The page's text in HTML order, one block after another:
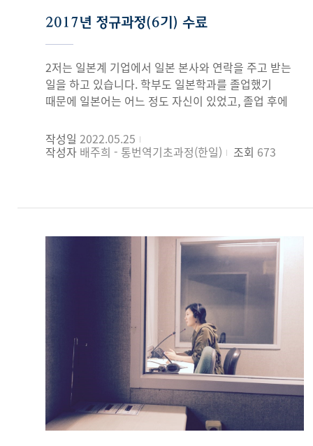
통역 수업에서는 영한, 한영 통역을 필기하거나 외워서
해보거나 지문이 어려울 때는 시역을 하고 교수님께서
많이 도와주셔서 부담은 되지 않으면서 가져가는 것이
많아서 좋았습니다. 기계적으로 외운 표현보다는
자연스러운 진짜 영어를 배울 수 있었고 사전에 나와
있는 그대로의 단어를 옮겨서 딱딱하게 직역하는 것보다
영어답게 말할 수 있는 법을 배울 수 있었습니다. 통역의
생명은 순발력과 화자가 말하고자 하는 의미를 정확히
기회도 주시고 따라 읽는 섀도잉 연습, 이미 아는
지문이지만 짧게나마 동시통역 연습도 할 수 있는
기회도 얻어서 매시간 알차고 즐겁게 보냈습니다. 번역
수업에서는 뉴욕타임스와 같은 질 높은 글들을 보면서
좋은 영어를 공부할 수 있었고, 그런 지문들을 또
번역하고 요약하는 연습을 하며 깊이 있는 공부를 할 수
있었습니다. 평소에 영어를 영어로 요약하는 게 제겐
가장 힘든 부분이었는데 교수님의 논리력에 매번
감탄하며 배워가는 것이 너무 많았습니다. 또 평소에
저는 글을 쓸 때 어떻게 하면 더 잘 쓸 수 있을까 라는
생각에 빠져 있었는데 예쁜 글을 쓰는 것보다는 글의
논점을 파악해서 필요한 말을 쓰고 취사선택을 어떻게
해야 하는지, 필자의 말을 어떻게 잘 전달할 수 있는지를
2017년 정규과정(6기) 수료
2저는 일본계 기업에서 일본 본사와 연락을 주고 받는
일을 하고 있습니다. 학부도 일본학과를 졸업했기
때문에 일본어는 어느 정도 자신이 있었고, 졸업 후에
쓰는 일을 하다보니, 회사에서 출장으로 일본을 가거나
일본 본사에서 한국을 방문하는 경우 중간에서 통역을
영 엉뚱한 말을 하는 제 모습을 보면서 그 나라 언어를
한다는 것과 통역은 또 다른 공부이며 훈련이
필요하다는 것을 깨닫게 되었습니다.회사에서 좀 더 제
일을 잘 수행하기 위해 회사와 병행할 수 있는
수업과정을 찾던 중, 한국외국어대학교 평생교육원에서
진행하는 통번역기초과정 프로그램을 알게 되어
신청하게 되었습니다. 먼저 통역사는 단순히 언어를
잘하는 것 뿐만 아니라 논리력, 순발력, 집중력, 자신감
등 복합적인 부분에서 많은 훈련이 필요한 직업임을
알게 되었습니다. 이 수업을 통해 이러한 통역, 번역의
가장 전제가 되는 부분을 생각 할 수 있었습니다. 딱딱한
문법적인 설명에서 벗어나, 실제로 통역, 번역을
해봄으로써 실전에서 요구되는 능력을 기르는 것에
작성일 2022.05.25
작성자 배주희 - 통번역기초과정(한일) 조회 673